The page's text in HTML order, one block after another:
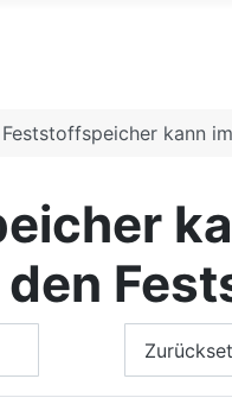
Feststoffspeicher kann